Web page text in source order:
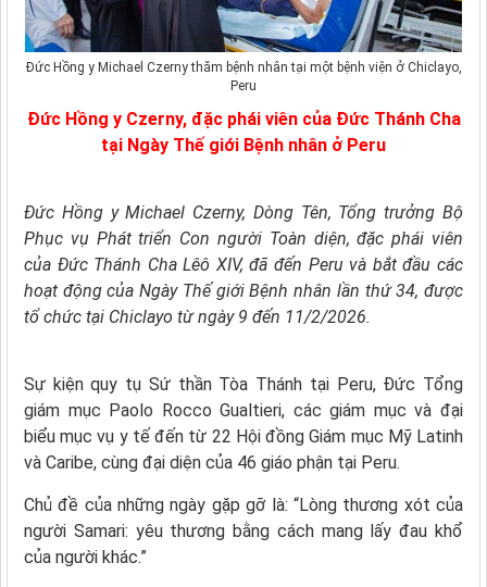
Đức Hồng y Michael Czerny thăm bệnh nhân tại một bệnh viện ở Chiclayo,
Peru
Đức Hồng y Czerny, đặc phái viên của Đức Thánh Cha
tại Ngày Thế giới Bệnh nhân ở Peru
Đức Hồng y Michael Czerny, Dòng Tên, Tổng trưởng Bộ
Phục vụ Phát triển Con người Toàn diện, đặc phái viên
của Đức Thánh Cha Lêô XIV, đã đến Peru và bắt đầu các
hoạt động của Ngày Thế giới Bệnh nhân lần thứ 34, được
tổ chức tại Chiclayo từ ngày 9 đến 11/2/2026.
Sự kiện quy tụ Sứ thần Tòa Thánh tại Peru, Đức Tổng
giám mục Paolo Rocco Gualtieri, các giám mục và đại
biểu mục vụ y tế đến từ 22 Hội đồng Giám mục Mỹ Latinh
và Caribe, cùng đại diện của 46 giáo phận tại Peru.
Chủ đề của những ngày gặp gỡ là: “Lòng thương xót của
người Samari: yêu thương bằng cách mang lấy đau khổ
của người khác.”